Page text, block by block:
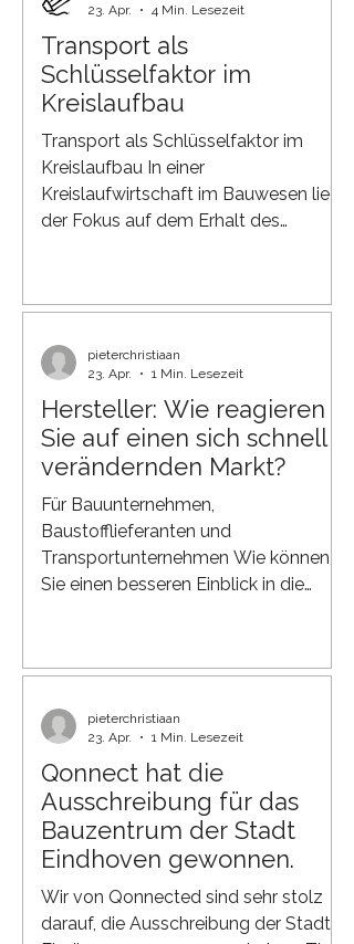
Lkw investiert, profitiert von
niedrigeren Tarifen, geringerem
Wartungsaufwand und mehr
Kontrolle über den Preis pro
Routen, Au
Transport als
Schlüsselfaktor im
Kreislaufbau
Transport als Schlüsselfaktor im
Kreislaufbau In einer
Kreislaufwirtschaft im Bauwesen liegt
der Fokus auf dem Erhalt des
eine Wiederverwendung praktikabel,
vertretbar ist. Ohne einen gut
organisierten Transport bleiben die
Ziele einer Kreislaufwirtschaft
Theorie: Materialien müssen weiterhin
transportiert, gelagert, geprüft und
hat bereits seinen Beit
23. Apr.
4 Min. Lesezeit
Hersteller: Wie reagieren
Sie auf einen sich schnell
verändernden Markt?
Für Bauunternehmen,
Baustofflieferanten und
Transportunternehmen Wie können
Sie einen besseren Einblick in die
Frage hörten wir während der VSK+E-
eine Bauplattform, die eine direkte
Antwort liefert. Ein zentraler Ort für
Bestellung, Planung und Lieferung
(Logistik) . Keine getrennten
Lieferungen mehr. Keine
fragmentierte Planung mehr. Sondern
eine Plattform, auf der Hersteller, Ba
pieterchristiaan
23. Apr.
1 Min. Lesezeit
Qonnect hat die
Ausschreibung für das
Bauzentrum der Stadt
Eindhoven gewonnen.
Wir von Qonnected sind sehr stolz
darauf, die Ausschreibung der Stadt
pieterchristiaan
23. Apr.
1 Min. Lesezeit